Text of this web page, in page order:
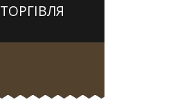
ТОРГІВЛЯ